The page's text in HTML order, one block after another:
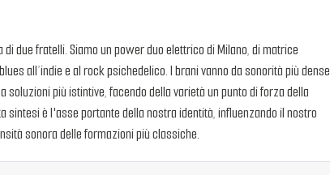
due fratelli. Siamo un power duo elettrico di Milano, di matrice
all’indie e al rock psichedelico. I brani vanno da sonorità più dense
più istintive, facendo della varietà un punto di forza della
è l'asse portante della nostra identità, influenzando il nostro
sonora delle formazioni più classiche.